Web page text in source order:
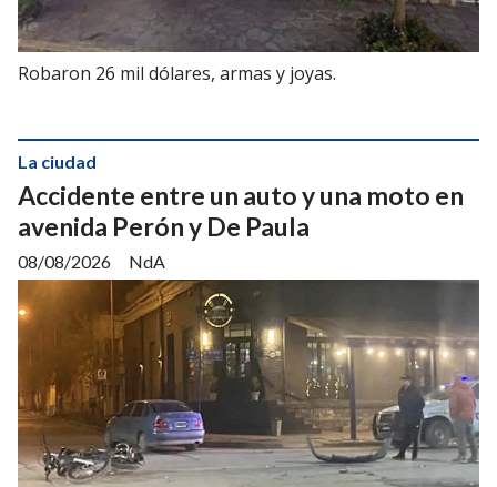
Robaron 26 mil dólares, armas y joyas.
Accidente entre un auto y una moto en
avenida Perón y De Paula
NdA
La ciudad
08/08/2026